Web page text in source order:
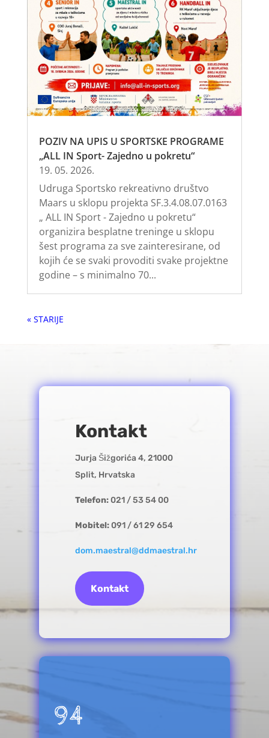
POZIV NA UPIS U SPORTSKE PROGRAME
„ALL IN Sport- Zajedno u pokretu“
19. 05. 2026.
Udruga Sportsko rekreativno društvo
Maars u sklopu projekta SF.3.4.08.07.0163
„ ALL IN Sport - Zajedno u pokretu“
organizira besplatne treninge u sklopu
šest programa za sve zainteresirane, od
kojih će se svaki provoditi svake projektne
godine – s minimalno 70...
« Older Entries
Kontakt
Jurja Šižgorića 4, 21000
Split, Hrvatska
Telefon:021 / 53 54 00
Mobitel:091 / 61 29 654
dom.maestral@ddmaestral.hr
Kontakt
94